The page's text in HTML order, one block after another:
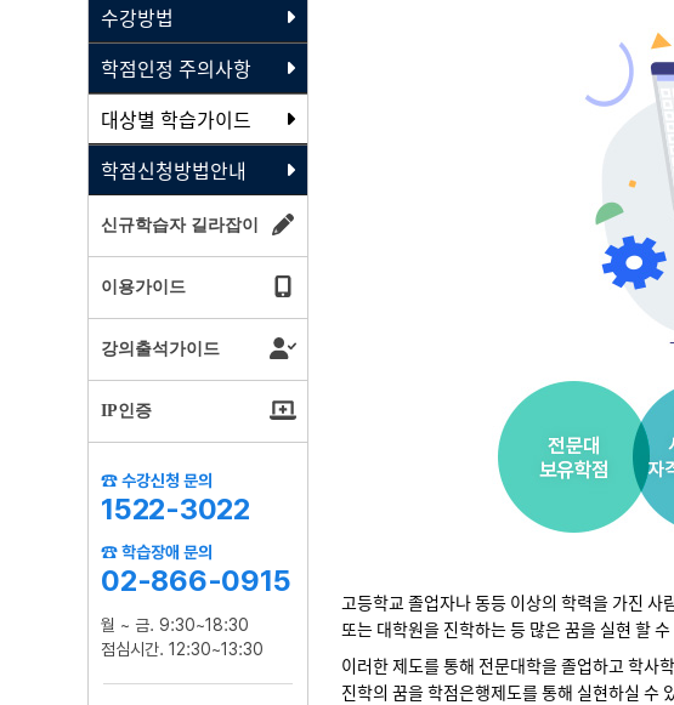
현장
수강방법
학점인정 주의사항
대상별 학습가이드
학점신청방법안내
신규학습자 길라잡이
이용가이드
강의출석가이드
IP인증
☎ 수강신청 문의
1522-3022
☎ 학습장애 문의
02-866-0915
월 ~ 금. 9:30~18:30
점심시간. 12:30~13:30
고등학교 졸업자나 동등 이상의 학력을 가진
또는 대학원을 진학하는 등 많은 꿈을 실현 할
이러한 제도를 통해 전문대학을 졸업하고 학사
진학의 꿈을 학점은행제도를 통해 실현하실 수